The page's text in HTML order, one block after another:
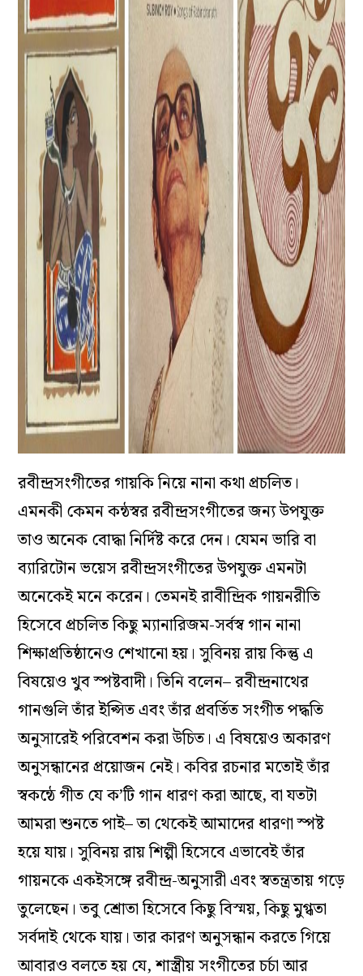
রবীন্দ্রসংগীতের গায়কি নিয়ে নানা কথা প্রচলিত।
এমনকী কেমন কন্ঠস্বর রবীন্দ্রসংগীতের জন্য উপযুক্ত
তাও অনেক বোদ্ধা নির্দিষ্ট করে দেন। যেমন ভারি বা
ব্যারিটোন ভয়েস রবীন্দ্রসংগীতের উপযুক্ত এমনটা
অনেকেই মনে করেন। তেমনই রাবীন্দ্রিক গায়নরীতি
হিসেবে প্রচলিত কিছু ম্যানারিজম-সর্বস্ব গান নানা
শিক্ষাপ্রতিষ্ঠানেও শেখানো হয়। সুবিনয় রায় কিন্তু এ
বিষয়েও খুব স্পষ্টবাদী। তিনি বলেন– রবীন্দ্রনাথের
গানগুলি তাঁর ইপ্সিত এবং তাঁর প্রবর্তিত সংগীত পদ্ধতি
অনুসারেই পরিবেশন করা উচিত। এ বিষয়েও অকারণ
অনুসন্ধানের প্রয়োজন নেই। কবির রচনার মতোই তাঁর
স্বকন্ঠে গীত যে ক’টি গান ধারণ করা আছে, বা যতটা
আমরা শুনতে পাই– তা থেকেই আমাদের ধারণা স্পষ্ট
হয়ে যায়। সুবিনয় রায় শিল্পী হিসেবে এভাবেই তাঁর
গায়নকে একইসঙ্গে রবীন্দ্র-অনুসারী এবং স্বতন্ত্রতায় গড়ে
তুলেছেন। তবু শ্রোতা হিসেবে কিছু বিস্ময়, কিছু মুগ্ধতা
সর্বদাই থেকে যায়। তার কারণ অনুসন্ধান করতে গিয়ে
আবারও বলতে হয় যে, শাস্ত্রীয় সংগীতের চর্চা আর